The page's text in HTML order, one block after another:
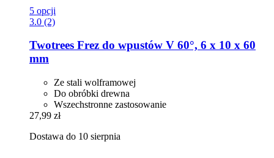
5 opcji
3.0 (2)
Twotrees Frez do wpustów V 60°, 6 x 10 x 60
mm
Ze stali wolframowej
Do obróbki drewna
Wszechstronne zastosowanie
27,99 zł
Dostawa do 10 sierpnia